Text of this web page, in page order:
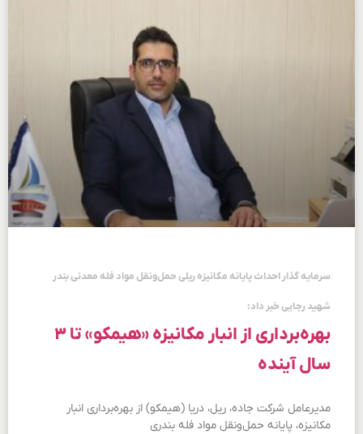
سرمایه گذار احداث پایانه مکانیزه ریلی حمل‌ونقل مواد فله معدنی بندر
شهید رجایی خبر داد:
بهره‌برداری از انبار مکانیزه «هیمکو» تا ۳
سال آینده
مدیرعامل شرکت جاده، ریل، دریا (هیمکو) از بهره‌برداری انبار
مکانیزه، پایانه حمل‌ونقل مواد فله بندری